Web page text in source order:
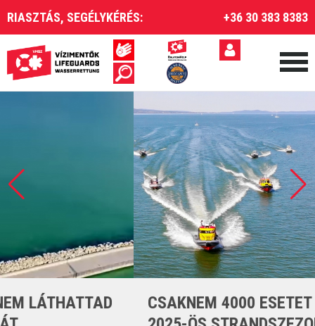
RIASZTÁS, SEGÉLYKÉRÉS: +36 30 383 8383
CSAKNEM 4000 ESETET LÁTTUNK EL A